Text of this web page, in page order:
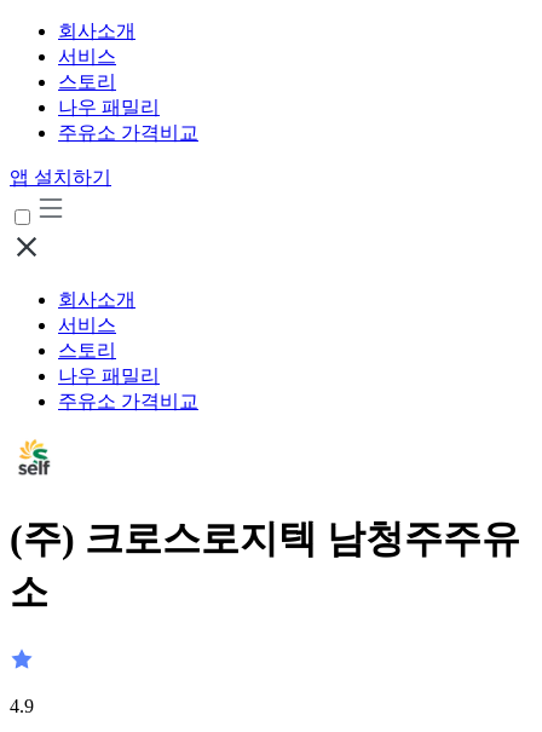
회사소개
서비스
스토리
나우 패밀리
주유소 가격비교
앱 설치하기
회사소개
서비스
스토리
나우 패밀리
주유소 가격비교
(주) 크로스로지텍 남청주주유
소
4.9